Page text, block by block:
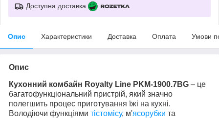
Доступна доставка
Опис Характеристики Доставка Оплата Умови
Опис
Кухонний комбайн Royalty Line PKM-1900.7BG – це
багатофункціональний пристрій, який значно
полегшить процес приготування їжі на кухні.
Володіючи функціями тістомісу, м'ясорубки та